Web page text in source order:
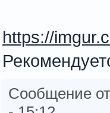
https://
Сообщение